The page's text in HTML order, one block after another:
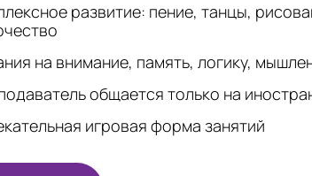
развитие: пение, танцы,
на внимание, память, логику,
общается только на
игровая форма занятий